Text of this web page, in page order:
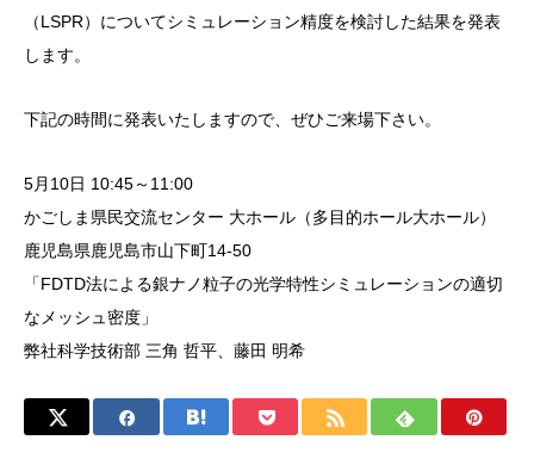
（LSPR）についてシミュレーション精度を検討した結果を発表
します。
下記の時間に発表いたしますので、ぜひご来場下さい。
5月10日 10:45～11:00
かごしま県民交流センター 大ホール（多目的ホール大ホール）
鹿児島県鹿児島市山下町14-50
「FDTD法による銀ナノ粒子の光学特性シミュレーションの適切
なメッシュ密度」
弊社科学技術部 三角 哲平、藤田 明希